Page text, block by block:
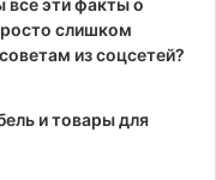
слишком
из соцсетей?
и товары для